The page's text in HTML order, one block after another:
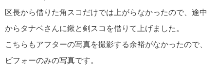
区長から借りた角スコだけでは上がらなかったので、途中
からタナベさんに鍬と剣スコを借りて上げました。
こちらもアフターの写真を撮影する余裕がなかったので、
ビフォーのみの写真です。